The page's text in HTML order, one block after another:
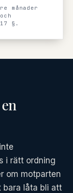
månader
§.
i rätt ordning
om motparten
bara låta bli att